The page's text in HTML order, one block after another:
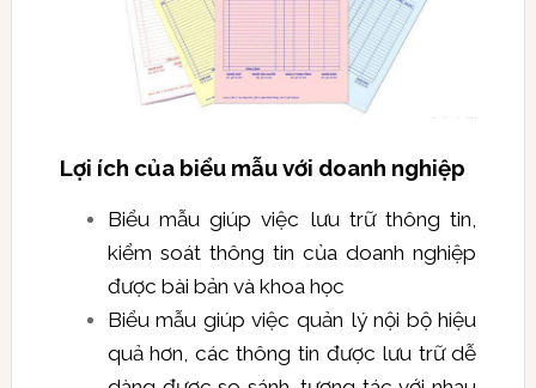
Lợi ích của biểu mẫu với doanh nghiệp
Biểu mẫu giúp việc lưu trữ thông tin,
kiểm soát thông tin của doanh nghiệp
được bài bản và khoa học
Biểu mẫu giúp việc quản lý nội bộ hiệu
quả hơn, các thông tin được lưu trữ dễ